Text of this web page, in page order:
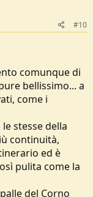
#10
comunque di
bellissimo... a
come i
stesse della
continuità,
ed è
pulita come la
del Corno